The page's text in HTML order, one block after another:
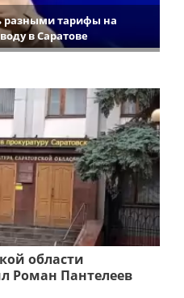
разными тарифы на
в Саратове
области
Роман Пантелеев